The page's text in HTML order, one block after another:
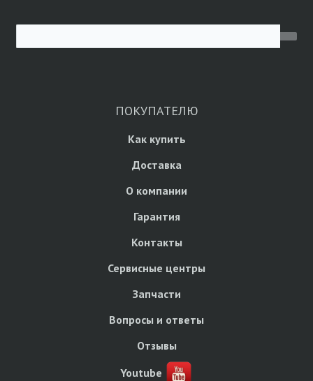
ПОКУПАТЕЛЮ
Как купить
Доставка
О компании
Гарантия
Контакты
Сервисные центры
Запчасти
Вопросы и ответы
Отзывы
Youtube